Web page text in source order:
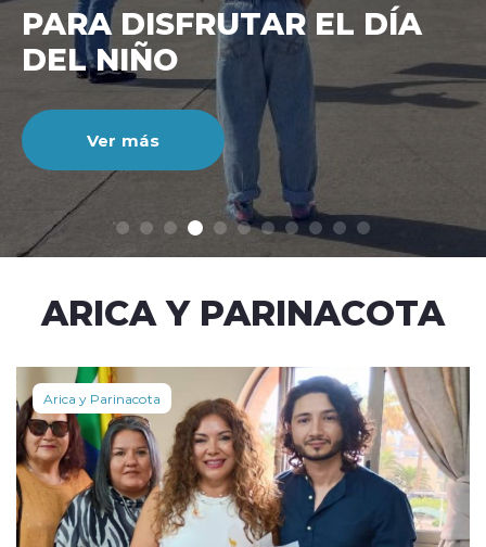
modo claro
CIENTO DURANTE EL MES
DE JULIO
Ver más
ARICA Y PARINACOTA
Arica y Parinacota